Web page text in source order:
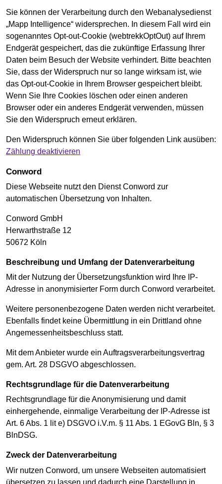
Sie können der Verarbeitung durch den Webanalysedienst
„Mapp Intelligence“ widersprechen. In diesem Fall wird ein
sogenanntes Opt-out-Cookie (webtrekkOptOut) auf Ihrem
Endgerät gespeichert, das die zukünftige Erfassung Ihrer
Daten beim Besuch der Website verhindert. Bitte beachten
Sie, dass der Widerspruch nur so lange wirksam ist, wie
das Opt-out-Cookie in Ihrem Browser gespeichert bleibt.
Wenn Sie Ihre Cookies löschen oder einen anderen
Browser oder ein anderes Endgerät verwenden, müssen
Sie den Widerspruch erneut erklären.
Den Widerspruch können Sie über folgenden Link ausüben:
Zählung deaktivieren
Conword
Diese Webseite nutzt den Dienst Conword zur
automatischen Übersetzung von Inhalten.
Conword GmbH
Herwarthstraße 12
50672 Köln
Beschreibung und Umfang der Datenverarbeitung
Mit der Nutzung der Übersetzungsfunktion wird Ihre IP-
Adresse in anonymisierter Form durch Conword verarbeitet.
Weitere personenbezogene Daten werden nicht verarbeitet.
Ebenfalls findet keine Übermittlung in ein Drittland ohne
Angemessenheitsbeschluss statt.
Mit dem Anbieter wurde ein Auftragsverarbeitungsvertrag
gem. Art. 28 DSGVO abgeschlossen.
Rechtsgrundlage für die Datenverarbeitung
Rechtsgrundlage für die Anonymisierung und damit
einhergehende, einmalige Verarbeitung der IP-Adresse ist
Art. 6 Abs. 1 lit e) DSGVO i.V.m. § 11 Abs. 1 EGovG Bln, § 3
BlnDSG.
Zweck der Datenverarbeitung
Wir nutzen Conword, um unsere Webseiten automatisiert
übersetzen zu lassen und dadurch eine Darstellung in